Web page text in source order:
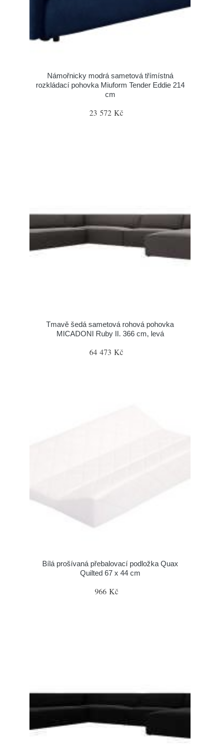
Námořnicky modrá sametová třímístná
rozkládací pohovka Miuform Tender Eddie 214
cm
23 572 Kč
Tmavě šedá sametová rohová pohovka
MICADONI Ruby II. 366 cm, levá
64 473 Kč
Bílá prošívaná přebalovací podložka Quax
Quilted 67 x 44 cm
966 Kč